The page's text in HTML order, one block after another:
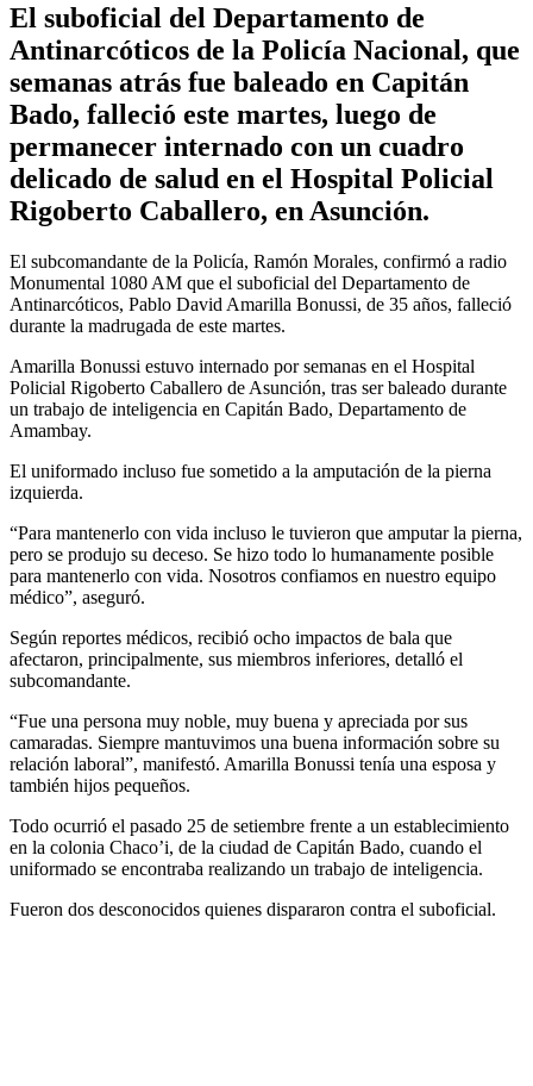
El suboficial del Departamento de
Antinarcóticos de la Policía Nacional, que
semanas atrás fue baleado en Capitán
Bado, falleció este martes, luego de
permanecer internado con un cuadro
delicado de salud en el Hospital Policial
Rigoberto Caballero, en Asunción.
El subcomandante de la Policía, Ramón Morales, confirmó a radio
Monumental 1080 AM que el suboficial del Departamento de
Antinarcóticos, Pablo David Amarilla Bonussi, de 35 años, falleció
durante la madrugada de este martes.
Amarilla Bonussi estuvo internado por semanas en el Hospital
Policial Rigoberto Caballero de Asunción, tras ser baleado durante
un trabajo de inteligencia en Capitán Bado, Departamento de
Amambay.
El uniformado incluso fue sometido a la amputación de la pierna
izquierda.
“Para mantenerlo con vida incluso le tuvieron que amputar la pierna,
pero se produjo su deceso. Se hizo todo lo humanamente posible
para mantenerlo con vida. Nosotros confiamos en nuestro equipo
médico”, aseguró.
Según reportes médicos, recibió ocho impactos de bala que
afectaron, principalmente, sus miembros inferiores, detalló el
subcomandante.
“Fue una persona muy noble, muy buena y apreciada por sus
camaradas. Siempre mantuvimos una buena información sobre su
relación laboral”, manifestó. Amarilla Bonussi tenía una esposa y
también hijos pequeños.
Todo ocurrió el pasado 25 de setiembre frente a un establecimiento
en la colonia Chaco’i, de la ciudad de Capitán Bado, cuando el
uniformado se encontraba realizando un trabajo de inteligencia.
Fueron dos desconocidos quienes dispararon contra el suboficial.